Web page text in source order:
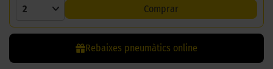
2 Comprar
Rebaixes pneumàtics online